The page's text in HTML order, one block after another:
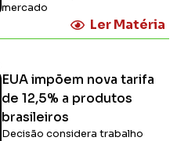
mercado
Ler Matéria
EUA impõem nova tarifa
de 12,5% a produtos
brasileiros
Decisão considera trabalho